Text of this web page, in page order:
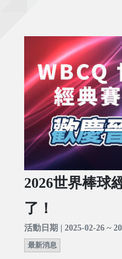
2026世界棒球
了！
活動日期 | 2025-02-26 ~
最新消息